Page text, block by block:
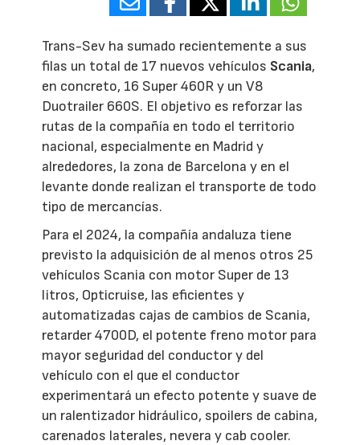
Trans-Sev ha sumado recientemente a sus
filas un total de 17 nuevos vehículos Scania,
en concreto, 16 Super 460R y un V8
Duotrailer 660S. El objetivo es reforzar las
rutas de la compañía en todo el territorio
nacional, especialmente en Madrid y
alrededores, la zona de Barcelona y en el
levante donde realizan el transporte de todo
tipo de mercancías.
Para el 2024, la compañía andaluza tiene
previsto la adquisición de al menos otros 25
vehículos Scania con motor Super de 13
litros, Opticruise, las eficientes y
automatizadas cajas de cambios de Scania,
retarder 4700D, el potente freno motor para
mayor seguridad del conductor y del
vehículo con el que el conductor
experimentará un efecto potente y suave de
un ralentizador hidráulico, spoilers de cabina,
carenados laterales, nevera y cab cooler.